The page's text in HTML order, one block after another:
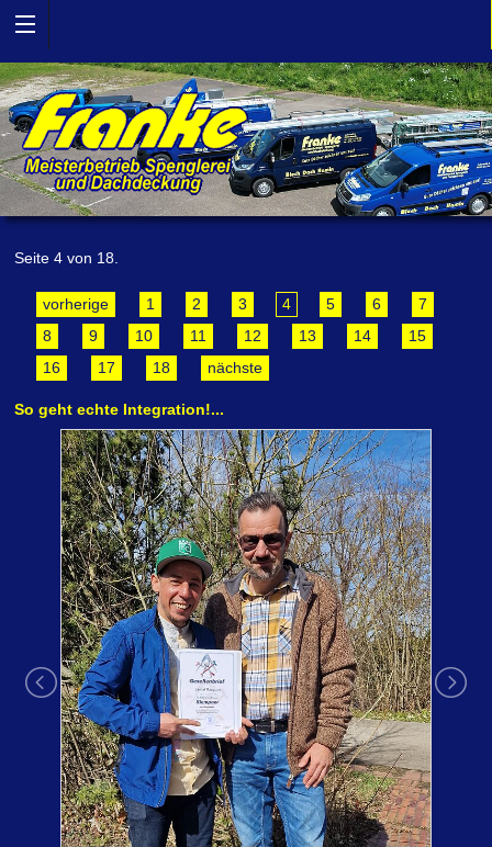
Seite 4 von 18.
vorherige 1 2 3 4 5 6
7
8
9 10 11 12 13 14
15
16
17 18 nächste
So geht echte Integration!...